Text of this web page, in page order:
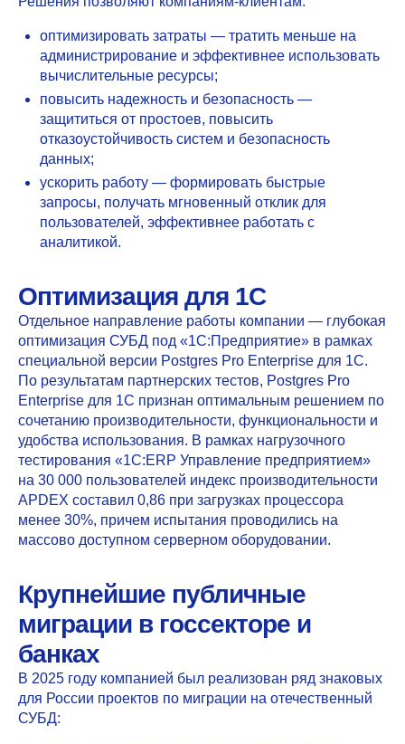
оптимизировать затраты — тратить меньше на
администрирование и эффективнее использовать
вычислительные ресурсы;
повысить надежность и безопасность —
защититься от простоев, повысить
отказоустойчивость систем и безопасность
данных;
ускорить работу — формировать быстрые
запросы, получать мгновенный отклик для
пользователей, эффективнее работать с
аналитикой.
Оптимизация для 1С
Отдельное направление работы компании — глубокая
оптимизация СУБД под «1С:Предприятие» в рамках
специальной версии Postgres Pro Enterprise для 1С.
По результатам партнерских тестов, Postgres Pro
Enterprise для 1С признан оптимальным решением по
сочетанию производительности, функциональности и
удобства использования. В рамках нагрузочного
тестирования «1С:ERP Управление предприятием»
на 30 000 пользователей индекс производительности
APDEX составил 0,86 при загрузках процессора
менее 30%, причем испытания проводились на
массово доступном серверном оборудовании.
Крупнейшие публичные
миграции в госсекторе и
банках
В 2025 году компанией был реализован ряд знаковых
для России проектов по миграции на отечественный
СУБД: